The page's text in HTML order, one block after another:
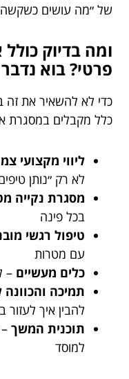
של ״מה עושים
ומה בדיוק
פרטי? בוא
כדי לא להשאיר את זה
כלל מקבלים במסגרת
ליווי מקצועי
לא רק ״נותן
מסגרת נקייה
בכל פינה
טיפול רגשי
עם מטרות
כלים מעשיים –
תמיכה
להבין איך לעזור
תוכנית המשך
למוסד